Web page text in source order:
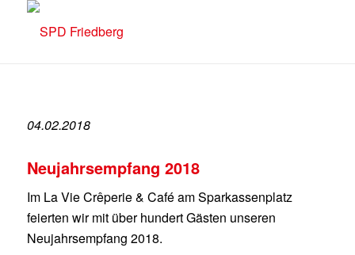
04.02.2018
Neujahrsempfang 2018
Im La Vie Crêperie & Café am Sparkassenplatz
feierten wir mit über hundert Gästen unseren
Neujahrsempfang 2018.